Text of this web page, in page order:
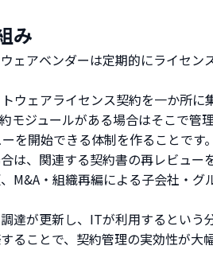
み
ェアベンダーは定期的にライセ
ウェアライセンス契約を一か所
モジュールがある場合はそこで
を開始できる体制を作ることです。
は、関連する契約書の再レビュ
M&A・組織再編による子会社・
達が更新し、ITが利用するとい
ることで、契約管理の実効性が